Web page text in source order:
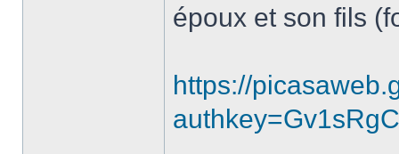
époux et son fils
https://